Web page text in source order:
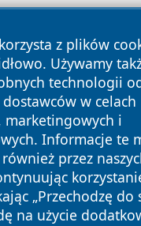
z plików
Używamy
technologii
w celach
marketingowych i
Informacje te
przez
„Przechodzę do
na użycie
Polityka
Prywatności